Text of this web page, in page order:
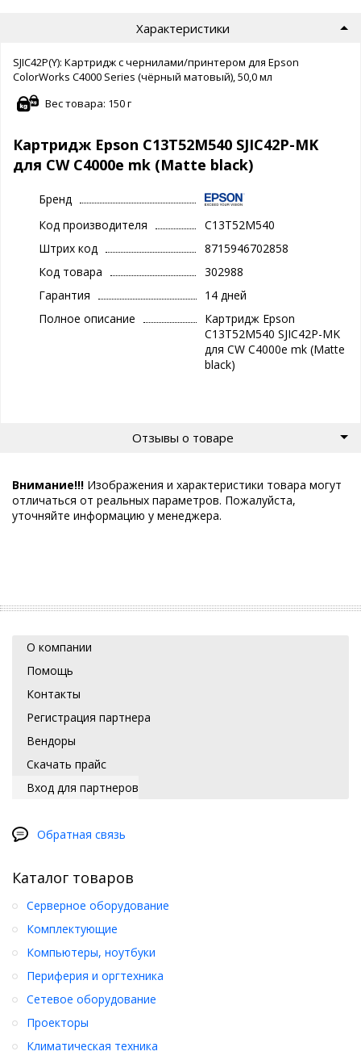
Характеристики
SJIC42P(Y): Картридж с чернилами/принтером для Epson
ColorWorks C4000 Series (чёрный матовый), 50,0 мл
Вес товара: 150 г
Картридж Epson C13T52M540 SJIC42P-MK
для CW C4000e mk (Matte black)
Бренд
Код производителя
C13T52M540
Штрих код
8715946702858
Код товара
302988
Гарантия
14 дней
Полное описание
Картридж Epson
C13T52M540 SJIC42P-MK
для CW C4000e mk (Matte
black)
Отзывы о товаре
Внимание!!! Изображения и характеристики товара могут
отличаться от реальных параметров. Пожалуйста,
уточняйте информацию у менеджера.
О компании
Помощь
Контакты
Регистрация партнера
Вендоры
Скачать прайс
Вход для партнеров
Обратная связь
Каталог товаров
Серверное оборудование
Комплектующие
Компьютеры, ноутбуки
Периферия и оргтехника
Сетевое оборудование
Проекторы
Климатическая техника